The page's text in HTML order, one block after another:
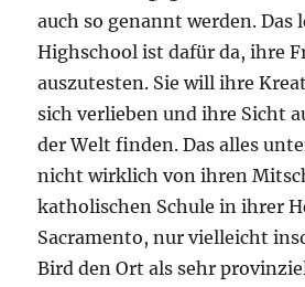
auch so genannt werden. Das
Highschool ist dafür da, ihre
auszutesten. Sie will ihre
sich verlieben und ihre Sicht
der Welt finden. Das alles
nicht wirklich von ihren
katholischen Schule in ihrer
Sacramento, nur vielleicht
Bird den Ort als sehr